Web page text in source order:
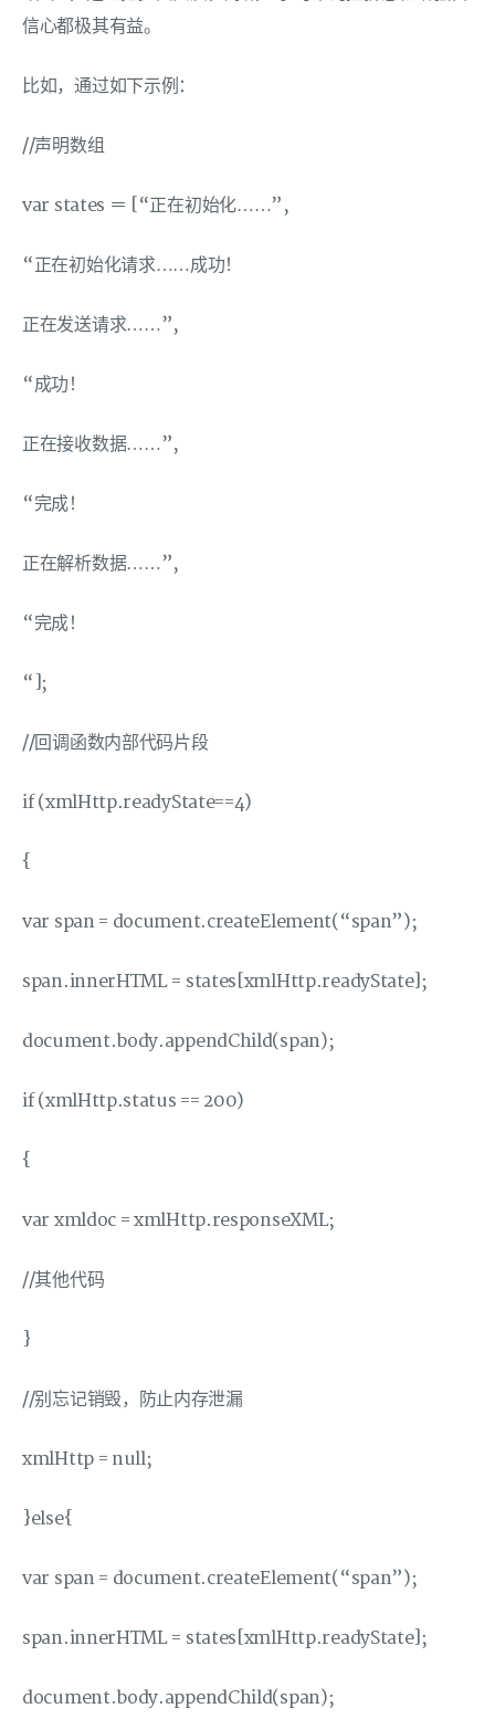
信心都极其有益。
比如，通过如下示例：
//声明数组
var states ＝ [“正在初始化……”,
“正在初始化请求……成功！
正在发送请求……”,
“成功！
正在接收数据……”,
“完成！
正在解析数据……”,
“完成！
“];
//回调函数内部代码片段
if (xmlHttp.readyState==4)
{
var span = document.createElement(“span”);
span.innerHTML = states[xmlHttp.readyState];
document.body.appendChild(span);
if (xmlHttp.status == 200)
{
var xmldoc = xmlHttp.responseXML;
//其他代码
}
//别忘记销毁，防止内存泄漏
xmlHttp = null;
}else{
var span = document.createElement(“span”);
span.innerHTML = states[xmlHttp.readyState];
document.body.appendChild(span);